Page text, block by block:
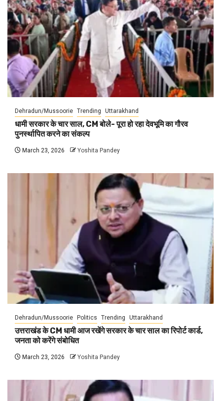
Dehradun/Mussoorie Trending Uttarakhand
धामी सरकार के चार साल, CM बोले- पूरा हो रहा देवभूमि का गौरव
पुनर्स्थापित करने का संकल्प
March 23, 2026 Yoshita Pandey
Dehradun/Mussoorie Politics Trending Uttarakhand
उत्तराखंड के CM धामी आज रखेंगे सरकार के चार साल का रिपोर्ट कार्ड,
जनता को करेंगे संबोधित
March 23, 2026 Yoshita Pandey